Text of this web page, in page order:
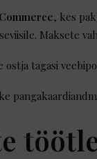
, kes
Maksete
tagasi